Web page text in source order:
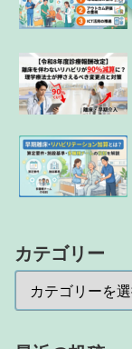
カテゴリー